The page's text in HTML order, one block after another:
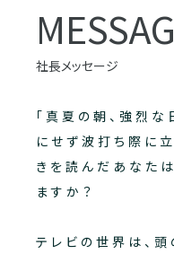
社長メッセージ
「真夏の朝、強烈
にせず波打ち際に立
きを読んだあなた
ますか？
テレビの世界は、